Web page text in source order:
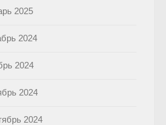
2025
2024
2024
2024
2024